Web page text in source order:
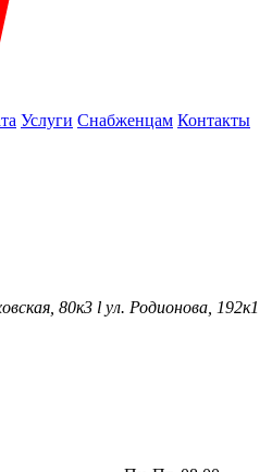
Услуги Снабженцам Контакты
80к3 l ул. Родионова, 192к1